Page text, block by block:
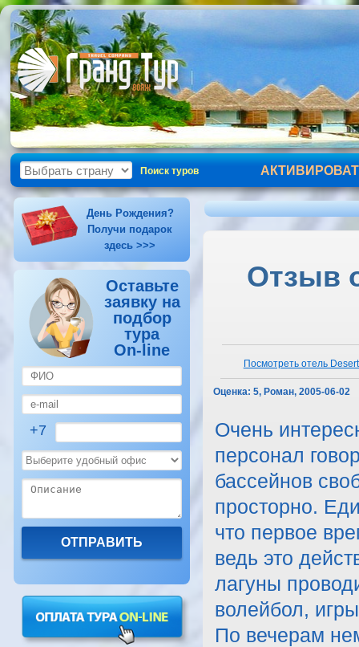
Поиск туров
День Рождения?
Получи подарок
здесь >>>
Оставьте
заявку на
подбор
тура
On-line
+7
Отзыв
Посмотреть отель
Оценка: 5, Роман, 2005-06-02
Очень
персонал
бассейнов
просторно.
что первое
ведь это
лагуны
волейбол,
По вечерам